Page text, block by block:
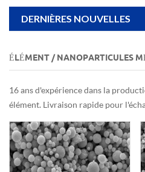
DERNIÈRES NOUVELLES
ÉLÉMENT / NANOPARTICULES
16 ans d'expérience dans la
élément. Livraison rapide pour